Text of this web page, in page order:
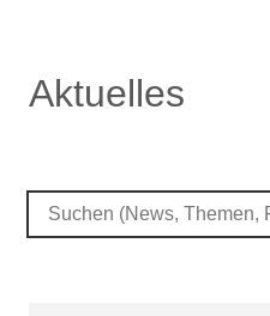
Aktuelles